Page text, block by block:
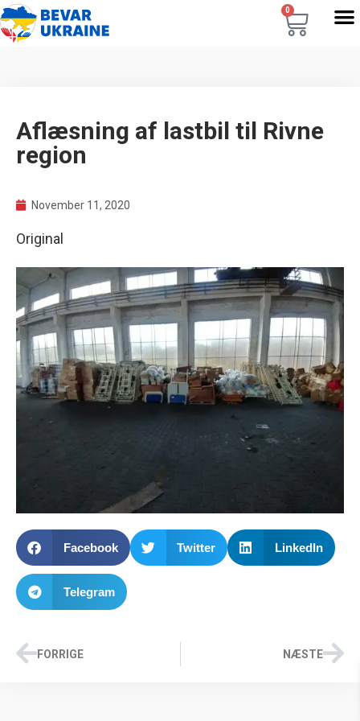
0
Aflæsning af lastbil til Rivne
region
November 11, 2020
Original
Facebook Twitter LinkedIn
Telegram
FORRIGE NÆSTE